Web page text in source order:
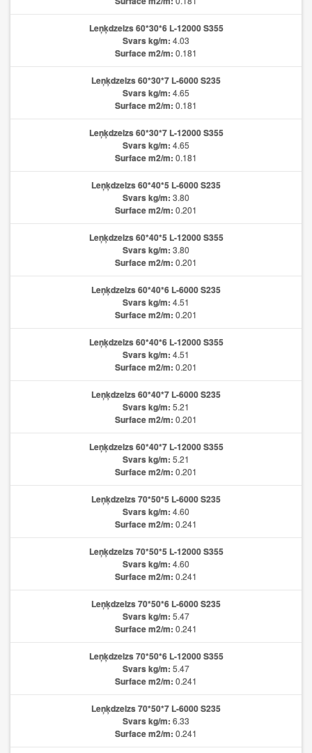
Leņķdzelzs 60*30*6 L-12000 S355
Svars kg/m: 4.03
Surface m2/m: 0.181
Leņķdzelzs 60*30*7 L-6000 S235
Svars kg/m: 4.65
Surface m2/m: 0.181
Leņķdzelzs 60*30*7 L-12000 S355
Svars kg/m: 4.65
Surface m2/m: 0.181
Leņķdzelzs 60*40*5 L-6000 S235
Svars kg/m: 3.80
Surface m2/m: 0.201
Leņķdzelzs 60*40*5 L-12000 S355
Svars kg/m: 3.80
Surface m2/m: 0.201
Leņķdzelzs 60*40*6 L-6000 S235
Svars kg/m: 4.51
Surface m2/m: 0.201
Leņķdzelzs 60*40*6 L-12000 S355
Svars kg/m: 4.51
Surface m2/m: 0.201
Leņķdzelzs 60*40*7 L-6000 S235
Svars kg/m: 5.21
Surface m2/m: 0.201
Leņķdzelzs 60*40*7 L-12000 S355
Svars kg/m: 5.21
Surface m2/m: 0.201
Leņķdzelzs 70*50*5 L-6000 S235
Svars kg/m: 4.60
Surface m2/m: 0.241
Leņķdzelzs 70*50*5 L-12000 S355
Svars kg/m: 4.60
Surface m2/m: 0.241
Leņķdzelzs 70*50*6 L-6000 S235
Svars kg/m: 5.47
Surface m2/m: 0.241
Leņķdzelzs 70*50*6 L-12000 S355
Svars kg/m: 5.47
Surface m2/m: 0.241
Leņķdzelzs 70*50*7 L-6000 S235
Svars kg/m: 6.33
Surface m2/m: 0.241